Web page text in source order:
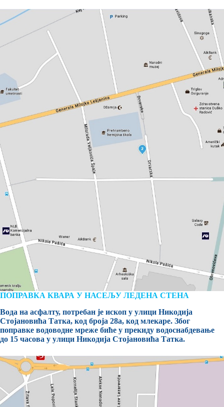
ПОПРАВКА КВАРА У НАСЕЉУ ЛЕДЕНА СТЕНА
Вода на асфалту, потребан је ископ у улици Никодија
Стојановића Татка, код броја 28а, код млекаре. Због
поправке водоводне мреже биће у прекиду водоснабдевање
до 15 часова у улици Никодија Стојановића Татка.